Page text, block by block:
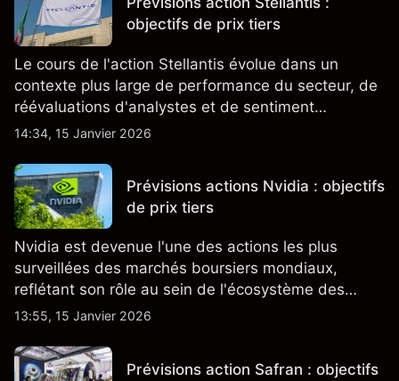
objectifs de prix tiers
Le cours de l'action Stellantis évolue dans un
contexte plus large de performance du secteur, de
réévaluations d'analystes et de sentiment
changeant, qui ensemble aident à comprendre
14:34, 15 Janvier 2026
Prévisions actions Nvidia : objectifs
de prix tiers
Nvidia est devenue l'une des actions les plus
surveillées des marchés boursiers mondiaux,
reflétant son rôle au sein de l'écosystème des
semi-conducteurs et de l'IA.
13:55, 15 Janvier 2026
Prévisions action Safran : objectifs